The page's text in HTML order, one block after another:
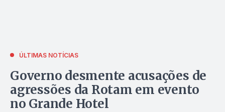
ÚLTIMAS NOTÍCIAS
Governo desmente acusações de
agressões da Rotam em evento
no Grande Hotel